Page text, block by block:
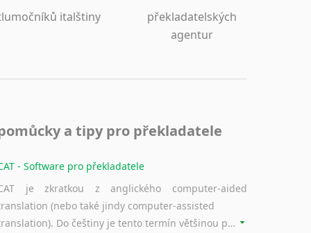
italštiny
překladatelských
agentur
a tipy pro překladatele
- Software pro překladatele
je zkratkou z anglického computer-aided
(nebo také jindy computer-assisted
translation). Do češtiny je tento termín většinou překládán jako počítačem podporovaný překlad či překlad podporovaný počítačem. Nástroje CAT ukládají překládané fráze a při dalším překladu vám je automaticky nabízejí, takže se již nemusíte zdržovat s jejich dalším překládáním.